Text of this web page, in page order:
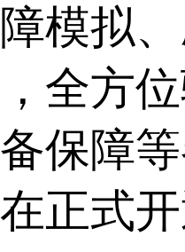
模拟
全方
保障
正式